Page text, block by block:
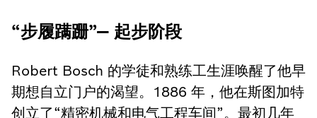
“步履蹒跚”— 起步阶段
Robert Bosch 的学徒和熟练工生涯唤醒了他早
期想自立门户的渴望。1886 年，他在斯图加特
创立了“精密机械和电气工程车间”。最初几年